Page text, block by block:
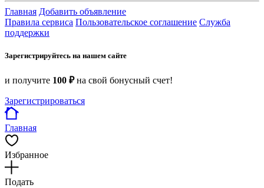
Главная Добавить объявление
Правила сервиса Пользовательское соглашение Служба
поддержки
Зарегистрируйтесь на нашем сайте
и получите 100 ₽на свой бонусный счет!
Зарегистрироваться
Главная
Избранное
Подать